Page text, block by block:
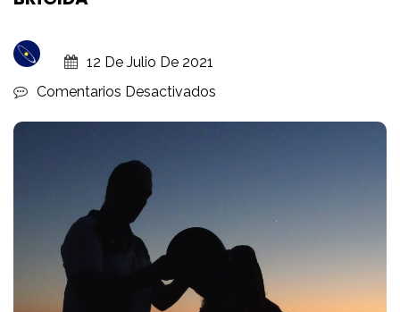
12 De Julio De 2021
Comentarios Desactivados
SANTA
BRÍGIDA